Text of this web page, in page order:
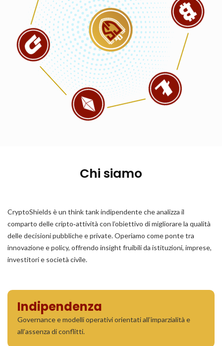
Chi siamo
CryptoShields è un think tank indipendente che analizza il
comparto delle cripto‑attività con l’obiettivo di migliorare la qualità
delle decisioni pubbliche e private. Operiamo come ponte tra
innovazione e policy, offrendo insight fruibili da istituzioni, imprese,
investitori e società civile.
Indipendenza
Governance e modelli operativi orientati all’imparzialità e
all’assenza di conflitti.